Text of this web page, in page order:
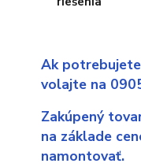
Ak
volajte na
Zakúpený
na základe
namontovať.